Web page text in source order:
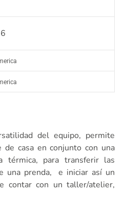
del equipo, permite
casa en conjunto con una
térmica, para transferir las
una prenda, e iniciar así un
contar con un taller/atelier,